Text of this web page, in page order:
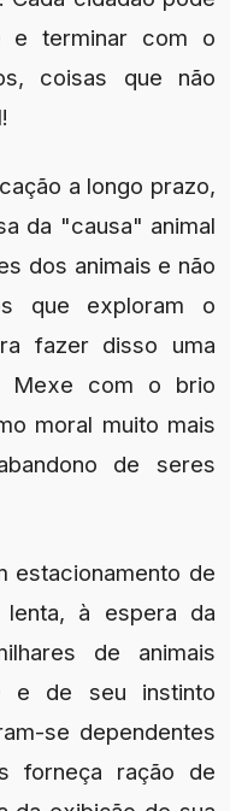
e terminar com o
coisas que não
a longo prazo,
da "causa" animal
dos animais e não
que exploram o
fazer disso uma
Mexe com o brio
moral muito mais
de seres
estacionamento de
à espera da
de animais
e de seu instinto
se dependentes
forneça ração de